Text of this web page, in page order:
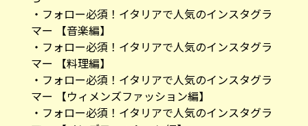
・ フォロー必須！イタリアで人気のインスタグラ
マー 【音楽編】
・ フォロー必須！イタリアで人気のインスタグラ
マー 【料理編】
・ フォロー必須！イタリアで人気のインスタグラ
マー 【ウィメンズファッション編】
・ フォロー必須！イタリアで人気のインスタグラ